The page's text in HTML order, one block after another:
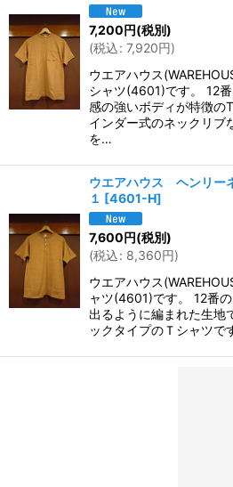
7,200円(税別)
(税込: 7,920円)
ウエアハウス
シャツ(4601)です。 12
感の強いボディが特徴の
インダー式のネックリブ
を…
ウエアハウス ヘンリー
１ [4601-H]
7,600円(税別)
(税込: 8,360円)
ウエアハウス
ャツ(4601)です。 12番
出るように編まれた生地
ックタイプのＴシャツ